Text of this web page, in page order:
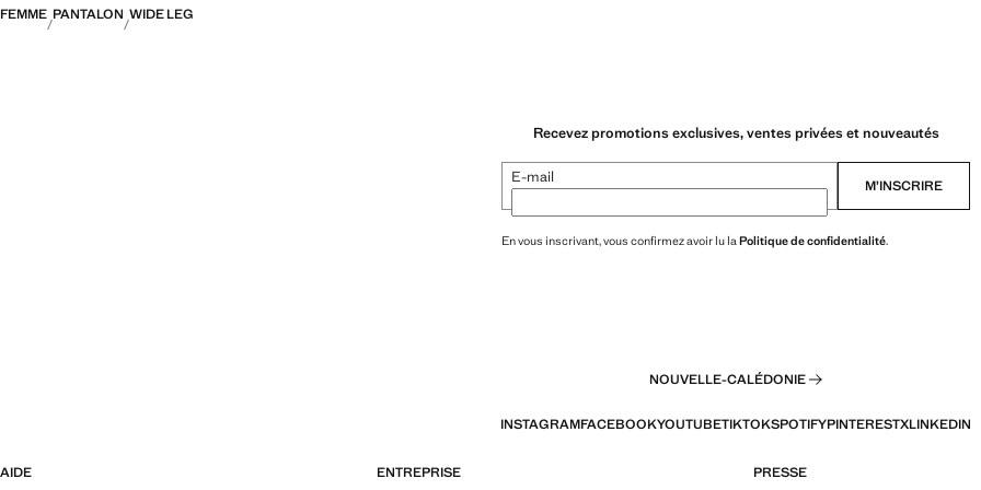
FEMME PANTALON WIDE LEG
Recevez promotions exclusives, ventes privées et nouveautés
E-mail M’INSCRIRE
En vous inscrivant, vous confirmez avoir lu laPolitique de confidentialité.
NOUVELLE-CALÉDONIE
INSTAGRAMFACEBOOKYOUTUBETIKTOKSPOTIFYPINTERESTXLINKEDIN
AIDE ENTREPRISE PRESSE